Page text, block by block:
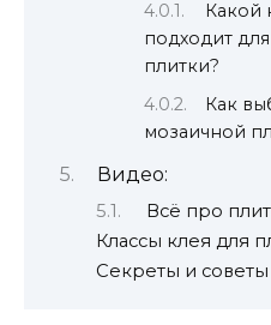
Какой
подходит
плитки?
Как
мозаичной
Видео:
Всё про
Классы клея для
Секреты и